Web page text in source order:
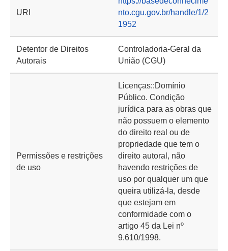
URI
nto.cgu.gov.br/handle/1/2
1952
Detentor de Direitos
Autorais
Controladoria-Geral da
União (CGU)
Permissões e restrições
de uso
Licenças::Domínio
Público. Condição
jurídica para as obras que
não possuem o elemento
do direito real ou de
propriedade que tem o
direito autoral, não
havendo restrições de
uso por qualquer um que
queira utilizá-la, desde
que estejam em
conformidade com o
artigo 45 da Lei nº
9.610/1998.